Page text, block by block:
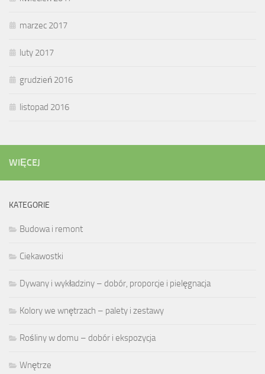
marzec 2017
luty 2017
grudzień 2016
listopad 2016
WIĘCEJ
KATEGORIE
Budowa i remont
Ciekawostki
Dywany i wykładziny – dobór, proporcje i pielęgnacja
Kolory we wnętrzach – palety i zestawy
Rośliny w domu – dobór i ekspozycja
Wnętrze